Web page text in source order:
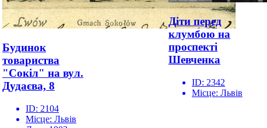
Будинок
товариства
"Сокіл" на вул.
Дудаєва, 8
ID: 2104
Місце: Львів
Діти перед
клумбою на
проспекті
Шевченка
ID: 2342
Місце: Львів